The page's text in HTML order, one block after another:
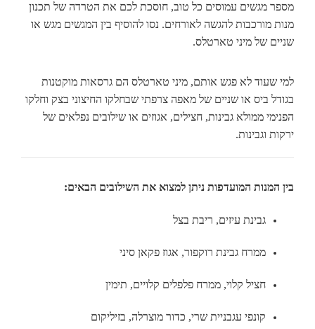
מספר מגשים עמוסים כל טוב, חוסכת לכם את הטרדה של תכנון
מנות מורכבות להגשה לאורחים. נסו להוסיף בין המגשים מגש או
שניים של מיני טארטלס.
למי שעוד לא פגש אותם, מיני טארטלס הם גרסאות מוקטנות
בגודל ביס או שניים של מאפה צרפתי שבחלקו החיצוני בצק וחלקו
הפנימי ממולא גבינות, חצילים, אגוזים או שילובים נפלאים של
ירקות וגבינות.
בין המנות המועדפות ניתן למצוא את השילובים הבאים:
גבינת עיזים, ריבת בצל
ממרח גבינת רוקפור, אגוז פקאן סיני
חציל קלוי, ממרח פלפלים קלויים, תימין
קונפי עגבניית שרי, כדור מוצרלה, בזיליקום